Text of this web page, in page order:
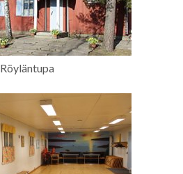
Röyläntupa